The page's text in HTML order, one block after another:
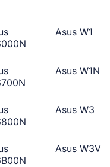
Asus W1
Asus W1N
Asus W3
Asus W3V